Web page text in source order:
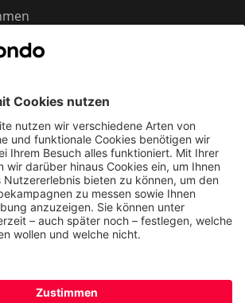
FAQ
unserer Kunden
300 € Prämie sichern
bei thermondo